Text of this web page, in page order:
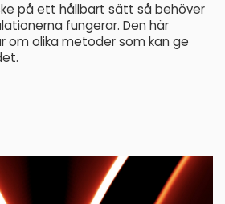
på ett hållbart sätt så behöver
fungerar. Den här
om olika metoder som kan ge